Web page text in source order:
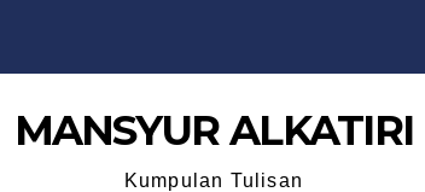
MANSYUR ALKATIRI
Kumpulan Tulisan